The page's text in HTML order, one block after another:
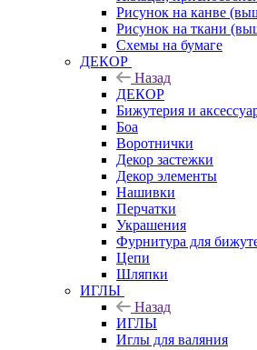
Рисунок на канве
Рисунок на ткани
Схемы на бумаге
ДЕКОР
Назад
ДЕКОР
Бижутерия и
Боа
Воротнички
Декор застежки
Декор элементы
Нашивки
Перчатки
Украшения
Фурнитура для
Цепи
Шляпки
ИГЛЫ
Назад
ИГЛЫ
Иглы для валяния